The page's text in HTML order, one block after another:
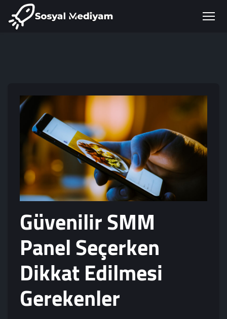
Güvenilir SMM
Panel Seçerken
Dikkat Edilmesi
Gerekenler